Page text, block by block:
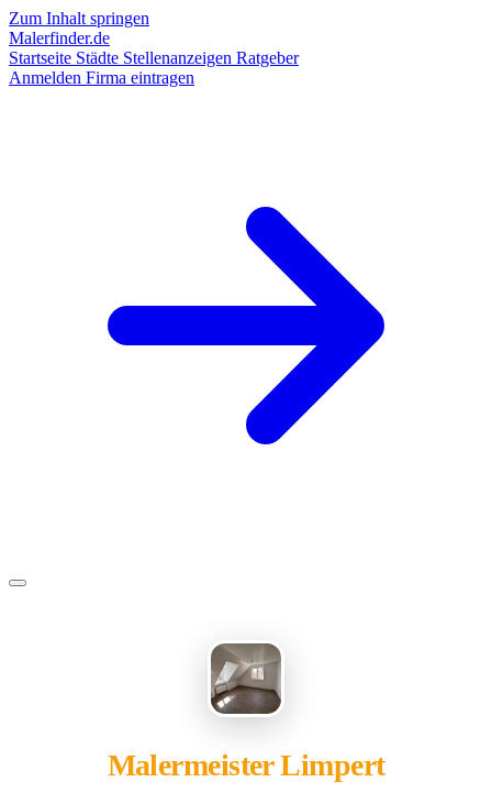
Zum Inhalt springen
Malerfinder.de
Startseite Städte Stellenanzeigen Ratgeber
Anmelden Firma eintragen
Malermeister Limpert